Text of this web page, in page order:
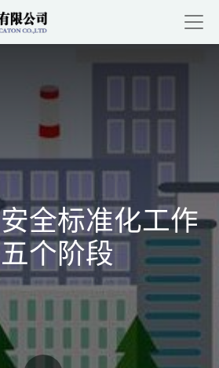
全标准化工作
个阶段